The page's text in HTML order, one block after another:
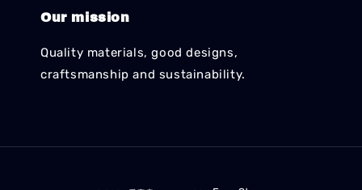
Our mission
Quality materials, good designs,
craftsmanship and sustainability.